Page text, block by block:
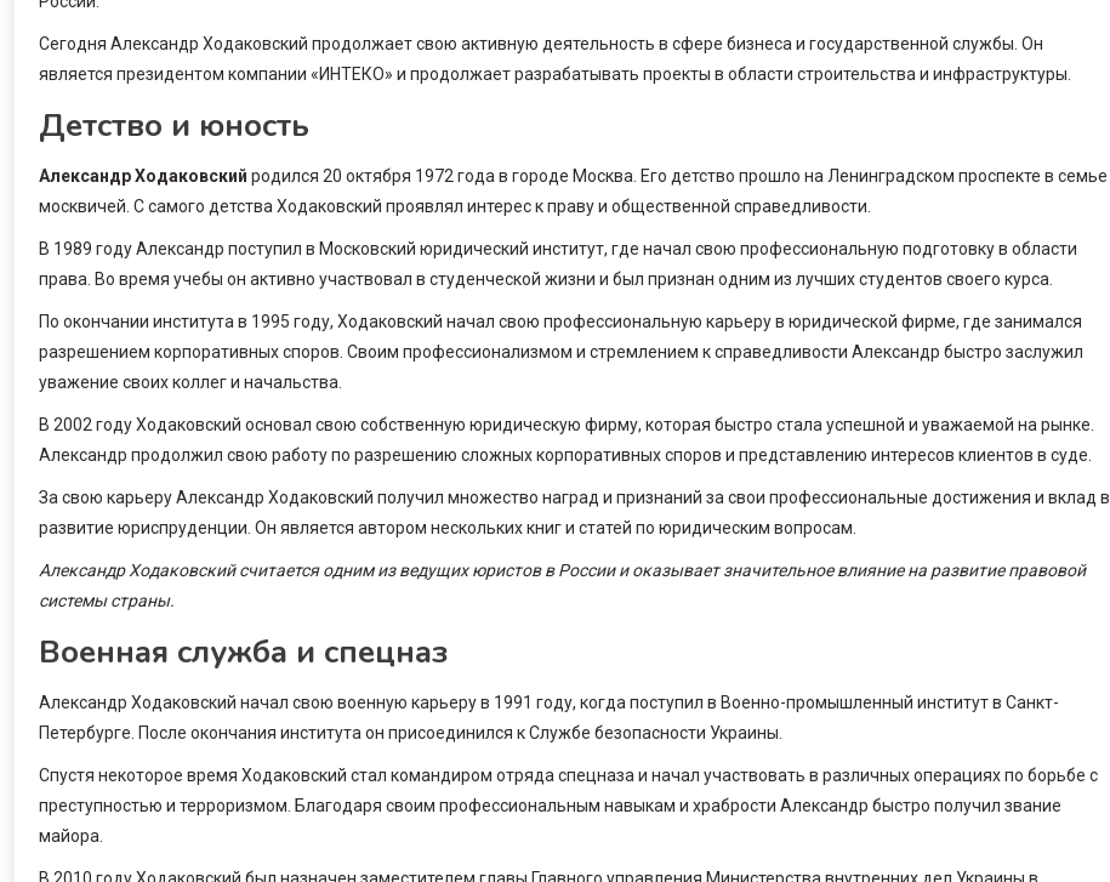
Сегодня Александр Ходаковский продолжает свою активную деятельность в сфере бизнеса и государственной службы. Он
является президентом компании «ИНТЕКО» и продолжает разрабатывать проекты в области строительства и инфраструктуры.
Детство и юность
Александр Ходаковский родился 20 октября 1972 года в городе Москва. Его детство прошло на Ленинградском проспекте в семье
москвичей. С самого детства Ходаковский проявлял интерес к праву и общественной справедливости.
В 1989 году Александр поступил в Московский юридический институт, где начал свою профессиональную подготовку в области
права. Во время учебы он активно участвовал в студенческой жизни и был признан одним из лучших студентов своего курса.
По окончании института в 1995 году, Ходаковский начал свою профессиональную карьеру в юридической фирме, где занимался
разрешением корпоративных споров. Своим профессионализмом и стремлением к справедливости Александр быстро заслужил
уважение своих коллег и начальства.
В 2002 году Ходаковский основал свою собственную юридическую фирму, которая быстро стала успешной и уважаемой на рынке.
Александр продолжил свою работу по разрешению сложных корпоративных споров и представлению интересов клиентов в суде.
За свою карьеру Александр Ходаковский получил множество наград и признаний за свои профессиональные достижения и вклад в
развитие юриспруденции. Он является автором нескольких книг и статей по юридическим вопросам.
Александр Ходаковский считается одним из ведущих юристов в России и оказывает значительное влияние на развитие правовой
системы страны.
Военная служба и спецназ
Александр Ходаковский начал свою военную карьеру в 1991 году, когда поступил в Военно-промышленный институт в Санкт-
Петербурге. После окончания института он присоединился к Службе безопасности Украины.
Спустя некоторое время Ходаковский стал командиром отряда спецназа и начал участвовать в различных операциях по борьбе с
преступностью и терроризмом. Благодаря своим профессиональным навыкам и храбрости Александр быстро получил звание
майора.
В 2010 году Ходаковский был назначен заместителем главы Главного управления Министерства внутренних дел Украины в